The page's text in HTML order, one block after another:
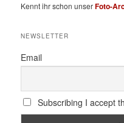
Kennt ihr schon unserFoto-
NEWSLETTER
Email
Subscribing I accept